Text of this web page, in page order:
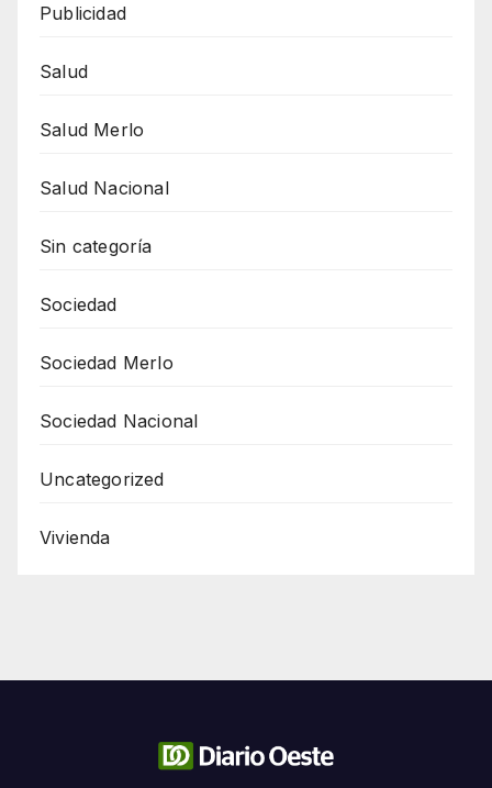
Publicidad
Salud
Salud Merlo
Salud Nacional
Sin categoría
Sociedad
Sociedad Merlo
Sociedad Nacional
Uncategorized
Vivienda